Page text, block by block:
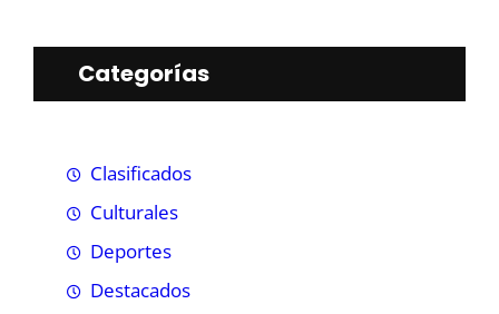
Categorías
Clasificados
Culturales
Deportes
Destacados